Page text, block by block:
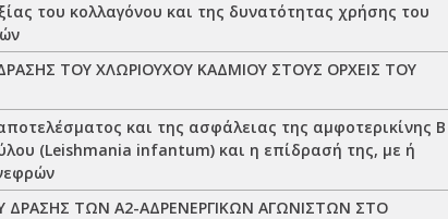
του κολλαγόνου και της δυνατότητας χρήσης του
ΤΟΥ ΧΛΩΡΙΟΥΧΟΥ ΚΑΔΜΙΟΥ ΣΤΟΥΣ ΟΡΧΕΙΣ ΤΟΥ
και της ασφάλειας της αμφοτερικίνης Β
(Leishmania infantum) και η επίδρασή της, με ή
ΤΩΝ Α2-ΑΔΡΕΝΕΡΓΙΚΩΝ ΑΓΩΝΙΣΤΩΝ ΣΤΟ